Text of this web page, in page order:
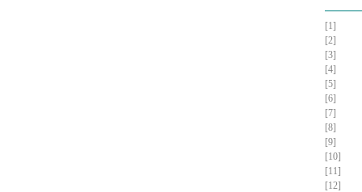
[1]
[2]
[3]
[4]
[5]
[6]
[7]
[8]
[9]
[10]
[11]
[12]